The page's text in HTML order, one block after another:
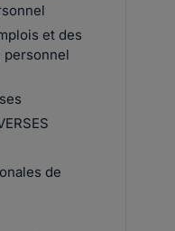
et des
de